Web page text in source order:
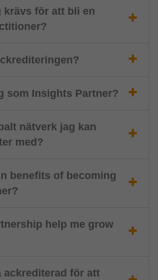
för att bli en
som Insights Partner?
nätverk jag kan
med?
benefits of becoming
help me grow
ackrediterad för att